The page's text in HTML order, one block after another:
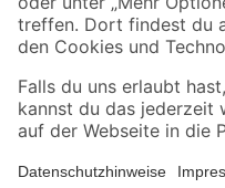
Alle Preisangaben in EUR inkl. gesetzl.
Umständen nicht in allen Märkten
Produkte nur solange der Vorrat reicht.
*Paketversand ab 59 €